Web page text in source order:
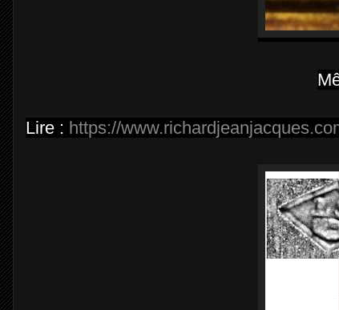
Lire : https://